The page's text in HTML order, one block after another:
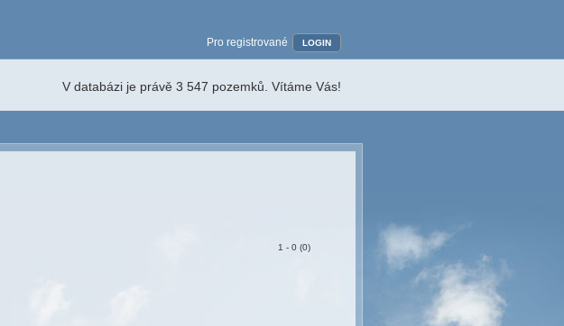
Pro registrované LOGIN
V databázi je právě 3 547 pozemků. Vítáme Vás!
1 - 0 (0)